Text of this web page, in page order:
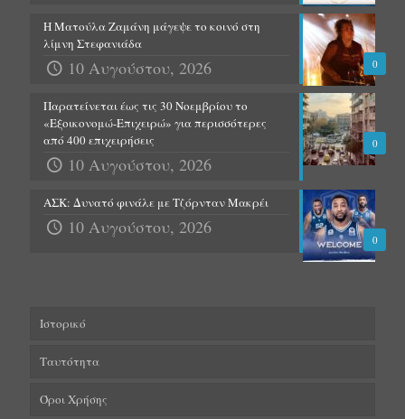
0
Η Ματούλα Ζαμάνη μάγεψε το κοινό στη
λίμνη Στεφανιάδα
10 Αυγούστου, 2026
0
Παρατείνεται έως τις 30 Νοεμβρίου το
«Εξοικονομώ-Επιχειρώ» για περισσότερες
από 400 επιχειρήσεις
10 Αυγούστου, 2026
0
ΑΣΚ: Δυνατό φινάλε με Τζόρνταν Μακρέι
10 Αυγούστου, 2026
Ιστορικό
Ταυτότητα
Όροι Χρήσης